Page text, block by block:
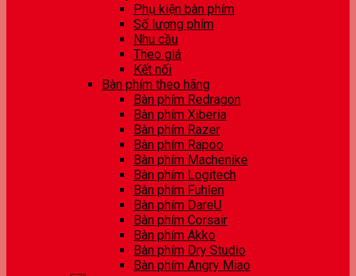
Phụ kiện bàn phím
Số lượng phím
Nhu cầu
Theo giá
Kết nối
Bàn phím theo hãng
Bàn phím Redragon
Bàn phím Xiberia
Bàn phím Razer
Bàn phím Rapoo
Bàn phím Machenike
Bàn phím Logitech
Bàn phím Fuhlen
Bàn phím DareU
Bàn phím Corsair
Bàn phím Akko
Bàn phím Dry Studio
Bàn phím Angry Miao